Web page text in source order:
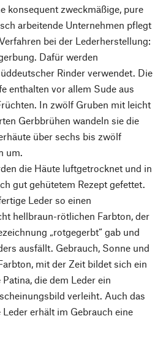
konsequent zweckmäßige, pure
arbeitende Unternehmen pflegt
bei der Lederherstellung:
Dafür werden
Rinder verwendet. Die
enthalten vor allem Sude aus
In zwölf Gruben mit leicht
Gerbbrühen wandeln sie die
über sechs bis zwölf
um.
die Häute luftgetrocknet und in
gut gehütetem Rezept gefettet.
Leder so einen
hellbraun-rötlichen Farbton, der
„rotgegerbt“ gab und
ausfällt. Gebrauch, Sonne und
mit der Zeit bildet sich ein
die dem Leder ein
verleiht. Auch das
erhält im Gebrauch eine